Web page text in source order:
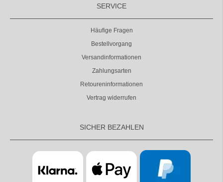
SERVICE
Häufige Fragen
Bestellvorgang
Versandinformationen
Zahlungsarten
Retoureninformationen
Vertrag widerrufen
SICHER BEZAHLEN